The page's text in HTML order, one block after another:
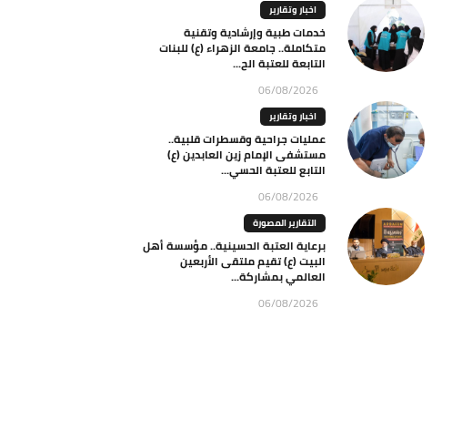
اخبار وتقارير
خدمات طبية وإرشادية وتقنية
متكاملة.. جامعة الزهراء (ع) للبنات
التابعة للعتبة الح...
06/08/2026
اخبار وتقارير
عمليات جراحية وقسطرات قلبية..
مستشفى الإمام زين العابدين (ع)
التابع للعتبة الحسي...
06/08/2026
التقارير المصورة
برعاية العتبة الحسينية.. مؤسسة أهل
البيت (ع) تقيم ملتقى الأربعين
العالمي بمشاركة...
06/08/2026